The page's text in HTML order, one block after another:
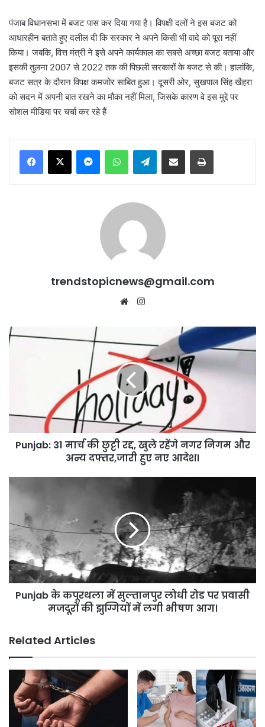
पंजाब विधानसभा में बजट पास कर दिया गया है। विपक्षी दलों ने इस बजट को
आधारहीन बताते हुए दलील दी कि सरकार ने अपने किसी भी वादे को पूरा नहीं
किया। जबकि, वित्त मंत्री ने इसे अपने कार्यकाल का सबसे अच्छा बजट बताया और
इसकी तुलना 2007 से 2022 तक की पिछली सरकारों के बजट से की। हालांकि,
बजट सत्र के दौरान विपक्ष कमजोर साबित हुआ। दूसरी ओर, सुखपाल सिंह खैहरा
को सदन में अपनी बात रखने का मौका नहीं मिला, जिसके कारण वे इस मुद्दे पर
सोशल मीडिया पर चर्चा कर रहे हैं
MessengerWhatsAppTelegramShare via Email Print
trendstopicnews@gmail.com
Website
Punjab:
31
रहेंगे
नगर
निगम
आदेश।
Punjab: 31 मार्च की छुट्टी रद्द, खुले रहेंगे नगर निगम और
अन्य दफ्तर,जारी हुए नए आदेश।
Punjab
सुल्तानपुर
लोधी
रोड
पर
प्रवासी
मजदूरों
लगी
भीषण
आग।
Punjab के कपूरथला में सुल्तानपुर लोधी रोड पर प्रवासी
मजदूरों की झुग्गियों में लगी भीषण आग।
Related Articles